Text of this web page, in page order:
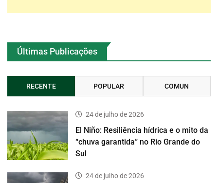
Últimas Publicações
RECENTE POPULAR COMUN
24 de julho de 2026
El Niño: Resiliência hídrica e o mito da
“chuva garantida” no Rio Grande do
Sul
24 de julho de 2026